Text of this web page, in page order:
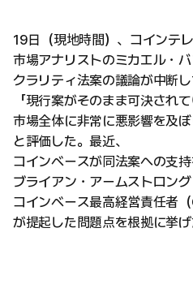
19日（現地時間）、コインテ
市場アナリストのミカエル・バ
クラリティ法案の議論が中断し
「現行案がそのまま可決されて
市場全体に非常に悪影響を及ぼ
と評価した。最近、
コインベースが同法案への支持
ブライアン・アームストロング
コインベース最高経営責任者（
が提起した問題点を根拠に挙げ